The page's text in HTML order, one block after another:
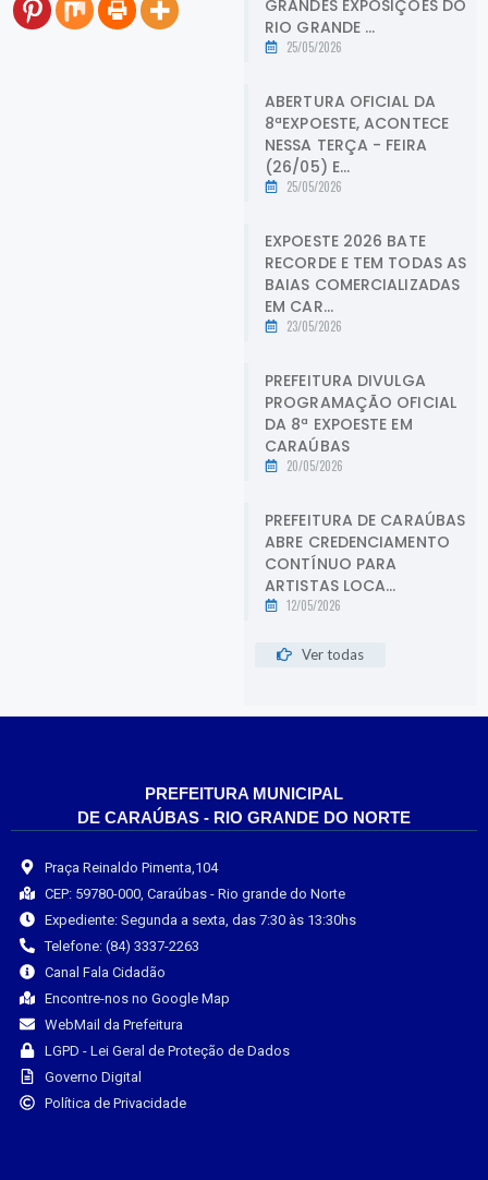
GRANDES EXPOSIÇÕES DO
RIO GRANDE ...
25/05/2026
ABERTURA OFICIAL DA
8ªEXPOESTE, ACONTECE
NESSA TERÇA - FEIRA
(26/05) E...
25/05/2026
EXPOESTE 2026 BATE
RECORDE E TEM TODAS AS
BAIAS COMERCIALIZADAS
EM CAR...
23/05/2026
PREFEITURA DIVULGA
PROGRAMAÇÃO OFICIAL
DA 8ª EXPOESTE EM
CARAÚBAS
20/05/2026
PREFEITURA DE CARAÚBAS
ABRE CREDENCIAMENTO
CONTÍNUO PARA
ARTISTAS LOCA...
12/05/2026
Ver todas
PREFEITURA MUNICIPAL
DE CARAÚBAS - RIO GRANDE DO NORTE
Praça Reinaldo Pimenta,104
CEP: 59780-000, Caraúbas - Rio grande do Norte
Expediente: Segunda a sexta, das 7:30 às 13:30hs
Telefone: (84) 3337-2263
Canal Fala Cidadão
Encontre-nos no Google Map
WebMail da Prefeitura
LGPD - Lei Geral de Proteção de Dados
Governo Digital
Política de Privacidade